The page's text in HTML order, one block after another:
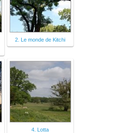
2. Le monde de Kitchi
4. Lotta